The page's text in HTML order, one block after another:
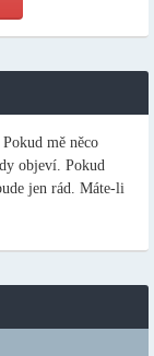
mě něco
objeví. Pokud
jen rád. Máte-li